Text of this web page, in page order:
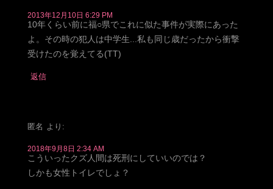
2013年12月10日 6:29 PM
10年くらい前に福○県でこれに似た事件が実際にあった
よ。その時の犯人は中学生...私も同じ歳だったから衝撃
受けたのを覚えてる(TT)
返信
匿名 より:
2018年9月8日 2:34 AM
こういったクズ人間は死刑にしていいのでは？
しかも女性トイレでしょ？